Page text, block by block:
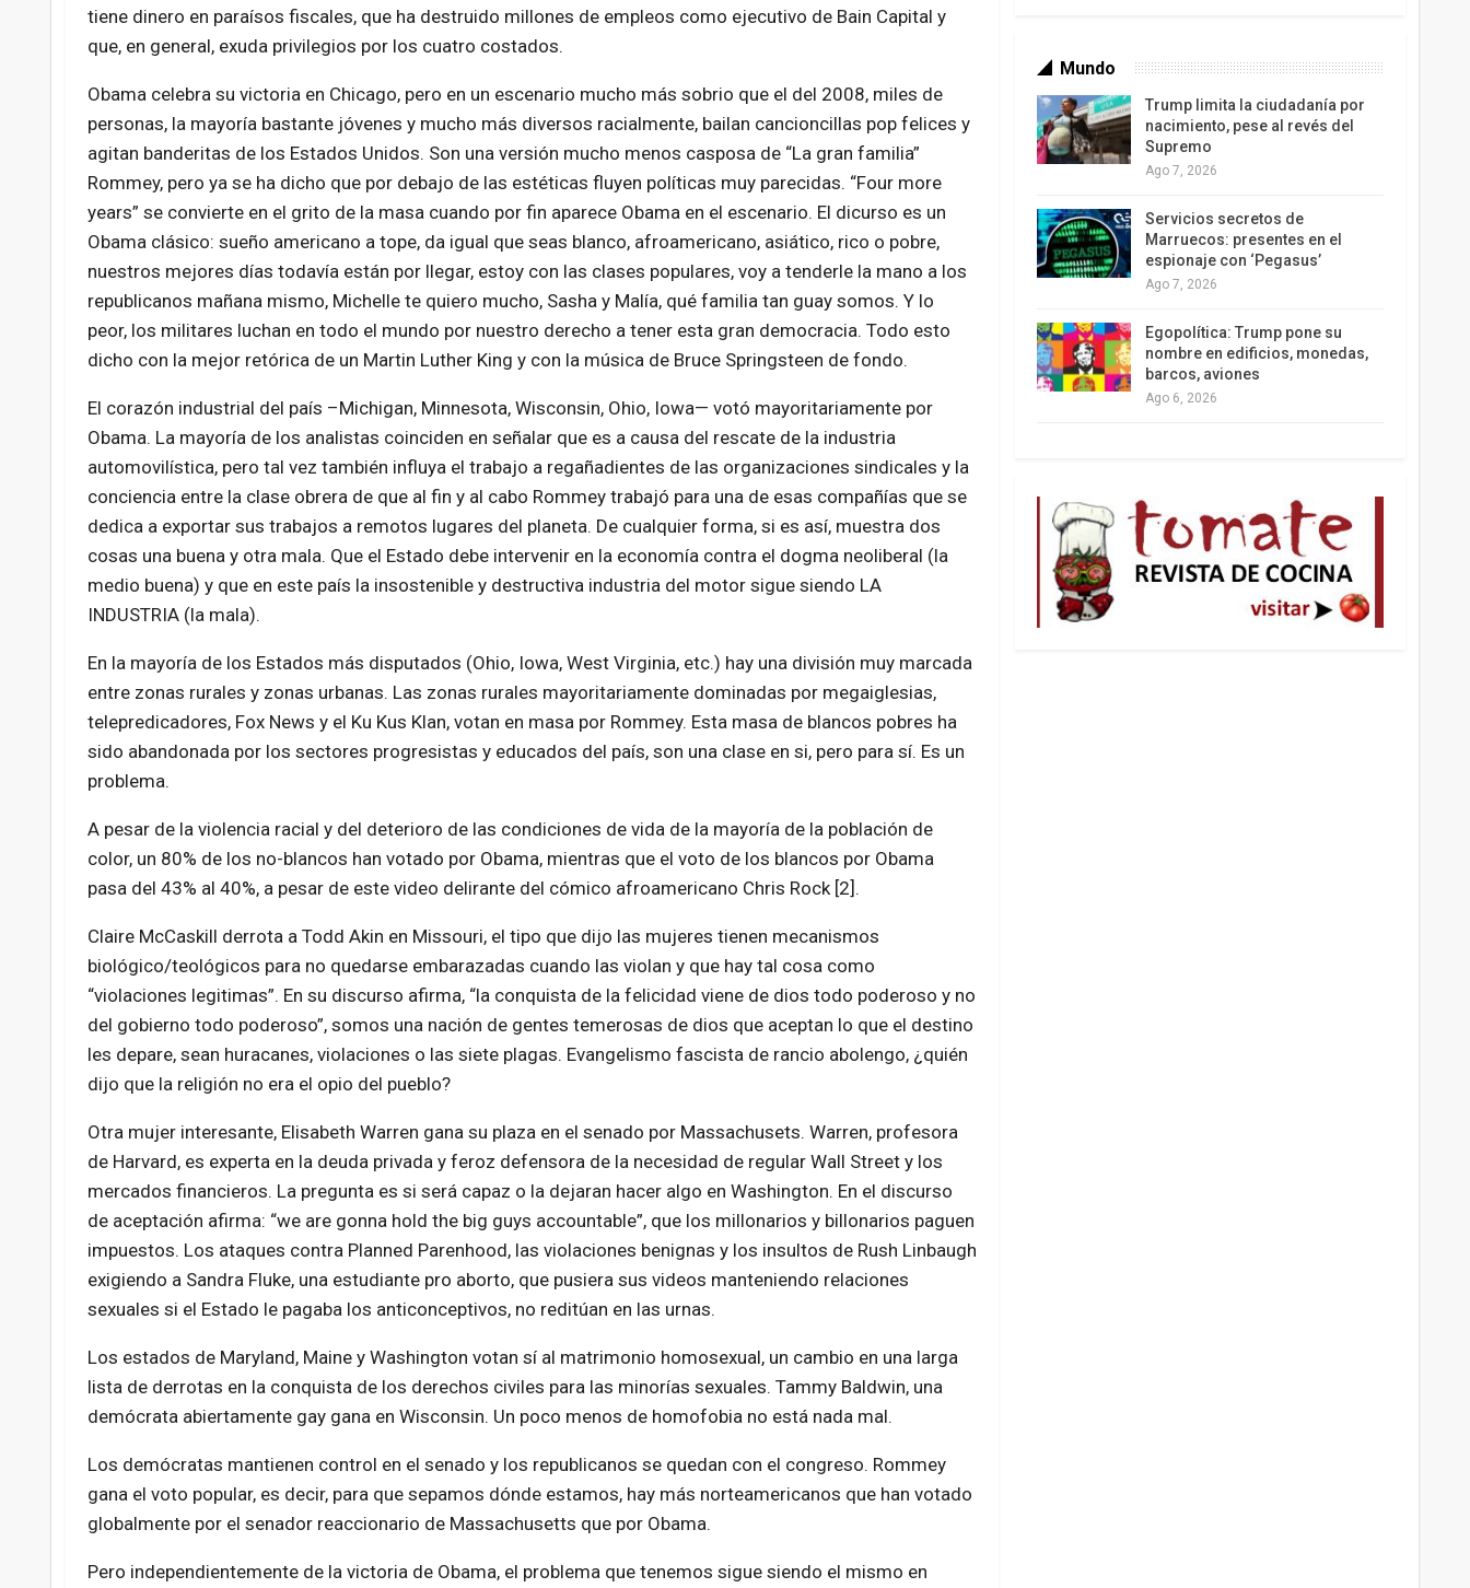
tiene dinero en paraísos fiscales, que ha destruido millones de empleos como ejecutivo de Bain Capital y
que, en general, exuda privilegios por los cuatro costados.
Obama celebra su victoria en Chicago, pero en un escenario mucho más sobrio que el del 2008, miles de
personas, la mayoría bastante jóvenes y mucho más diversos racialmente, bailan cancioncillas pop felices y
agitan banderitas de los Estados Unidos. Son una versión mucho menos casposa de “La gran familia”
Rommey, pero ya se ha dicho que por debajo de las estéticas fluyen políticas muy parecidas. “Four more
years” se convierte en el grito de la masa cuando por fin aparece Obama en el escenario. El dicurso es un
Obama clásico: sueño americano a tope, da igual que seas blanco, afroamericano, asiático, rico o pobre,
nuestros mejores días todavía están por llegar, estoy con las clases populares, voy a tenderle la mano a los
republicanos mañana mismo, Michelle te quiero mucho, Sasha y Malía, qué familia tan guay somos. Y lo
peor, los militares luchan en todo el mundo por nuestro derecho a tener esta gran democracia. Todo esto
dicho con la mejor retórica de un Martin Luther King y con la música de Bruce Springsteen de fondo.
El corazón industrial del país –Michigan, Minnesota, Wisconsin, Ohio, Iowa— votó mayoritariamente por
Obama. La mayoría de los analistas coinciden en señalar que es a causa del rescate de la industria
automovilística, pero tal vez también influya el trabajo a regañadientes de las organizaciones sindicales y la
conciencia entre la clase obrera de que al fin y al cabo Rommey trabajó para una de esas compañías que se
dedica a exportar sus trabajos a remotos lugares del planeta. De cualquier forma, si es así, muestra dos
cosas una buena y otra mala. Que el Estado debe intervenir en la economía contra el dogma neoliberal (la
medio buena) y que en este país la insostenible y destructiva industria del motor sigue siendo LA
INDUSTRIA (la mala).
En la mayoría de los Estados más disputados (Ohio, Iowa, West Virginia, etc.) hay una división muy marcada
entre zonas rurales y zonas urbanas. Las zonas rurales mayoritariamente dominadas por megaiglesias,
telepredicadores, Fox News y el Ku Kus Klan, votan en masa por Rommey. Esta masa de blancos pobres ha
sido abandonada por los sectores progresistas y educados del país, son una clase en si, pero para sí. Es un
problema.
A pesar de la violencia racial y del deterioro de las condiciones de vida de la mayoría de la población de
color, un 80% de los no-blancos han votado por Obama, mientras que el voto de los blancos por Obama
pasa del 43% al 40%, a pesar de este video delirante del cómico afroamericano Chris Rock [2].
Claire McCaskill derrota a Todd Akin en Missouri, el tipo que dijo las mujeres tienen mecanismos
biológico/teológicos para no quedarse embarazadas cuando las violan y que hay tal cosa como
“violaciones legitimas”. En su discurso afirma, “la conquista de la felicidad viene de dios todo poderoso y no
del gobierno todo poderoso”, somos una nación de gentes temerosas de dios que aceptan lo que el destino
les depare, sean huracanes, violaciones o las siete plagas. Evangelismo fascista de rancio abolengo, ¿quién
dijo que la religión no era el opio del pueblo?
Otra mujer interesante, Elisabeth Warren gana su plaza en el senado por Massachusets. Warren, profesora
de Harvard, es experta en la deuda privada y feroz defensora de la necesidad de regular Wall Street y los
mercados financieros. La pregunta es si será capaz o la dejaran hacer algo en Washington. En el discurso
de aceptación afirma: “we are gonna hold the big guys accountable”, que los millonarios y billonarios paguen
impuestos. Los ataques contra Planned Parenhood, las violaciones benignas y los insultos de Rush Linbaugh
exigiendo a Sandra Fluke, una estudiante pro aborto, que pusiera sus videos manteniendo relaciones
sexuales si el Estado le pagaba los anticonceptivos, no reditúan en las urnas.
Los estados de Maryland, Maine y Washington votan sí al matrimonio homosexual, un cambio en una larga
lista de derrotas en la conquista de los derechos civiles para las minorías sexuales. Tammy Baldwin, una
demócrata abiertamente gay gana en Wisconsin. Un poco menos de homofobia no está nada mal.
Los demócratas mantienen control en el senado y los republicanos se quedan con el congreso. Rommey
gana el voto popular, es decir, para que sepamos dónde estamos, hay más norteamericanos que han votado
globalmente por el senador reaccionario de Massachusetts que por Obama.
Pero independientemente de la victoria de Obama, el problema que tenemos sigue siendo el mismo en
Mundo
Trump limita la ciudadanía por
nacimiento, pese al revés del
Supremo
Ago 7, 2026
Servicios secretos de
Marruecos: presentes en el
espionaje con ‘Pegasus’
Ago 7, 2026
Egopolítica: Trump pone su
nombre en edificios, monedas,
barcos, aviones
Ago 6, 2026